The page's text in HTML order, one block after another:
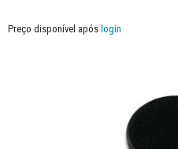
Preço disponível após login